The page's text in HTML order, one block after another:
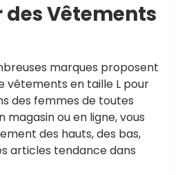
des Vêtements
marques proposent
vêtements en taille L pour
des femmes de toutes
magasin ou en ligne, vous
des hauts, des bas,
articles tendance dans